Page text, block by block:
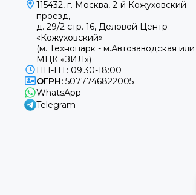
115432, г. Москва, 2-й Кожуховский
проезд,
д. 29/2 стр. 16, Деловой Центр
«Кожуховский»
(м. Технопарк - м.Автозаводская или
МЦК «ЗИЛ»)
ПН-ПТ: 09:30-18:00
ОГРН: 5077746822005
WhatsApp
Telegram